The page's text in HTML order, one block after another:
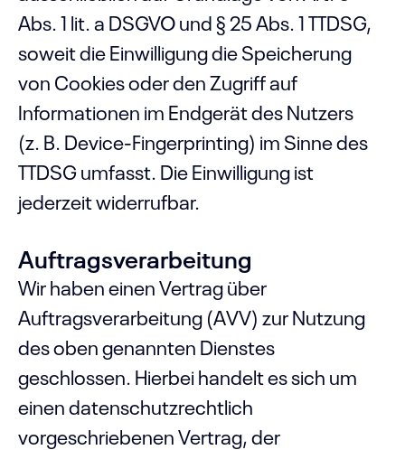
Abs. 1 lit. a DSGVO und § 25 Abs. 1 TTDSG,
soweit die Einwilligung die Speicherung
von Cookies oder den Zugriff auf
Informationen im Endgerät des Nutzers
(z. B. Device-Fingerprinting) im Sinne des
TTDSG umfasst. Die Einwilligung ist
jederzeit widerrufbar.
Auftragsverarbeitung
Wir haben einen Vertrag über
Auftragsverarbeitung (AVV) zur Nutzung
des oben genannten Dienstes
geschlossen. Hierbei handelt es sich um
einen datenschutzrechtlich
vorgeschriebenen Vertrag, der